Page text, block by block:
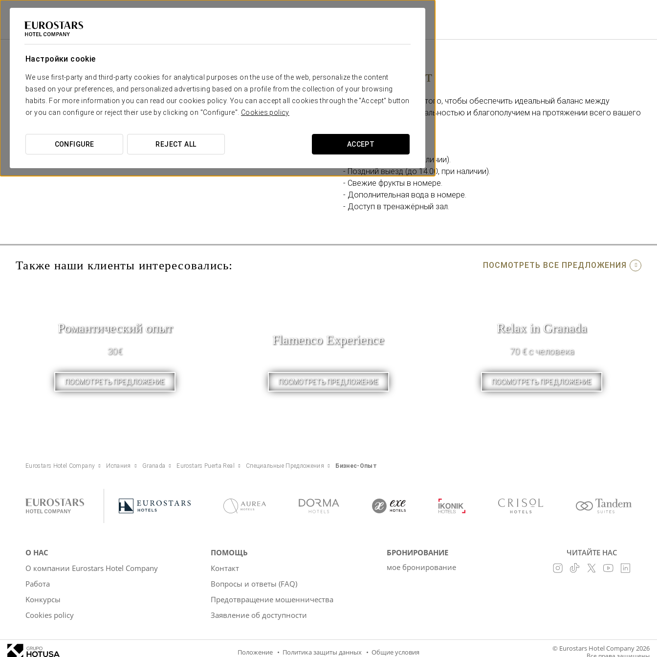
Настройки cookie
We use first-party and third-party cookies for analytical purposes on the use of the web, personalize the content
based on your preferences, and personalized advertising based on a profile from the collection of your browsing
habits. For more information you can read our cookies policy. You can accept all cookies through the "Accept" button
or you can configure or reject their use by clicking on "Configure". Cookies policy
CONFIGURE REJECT ALL ACCEPT
Eurostars Hotel Company
Бизнес-опыт
Этот опыт создан для того, чтобы обеспечить идеальный баланс между
комфортом, функциональностью и благополучием на протяжении всего вашего
Включает:
- Ранний заезд (при наличии).
- Поздний выезд (до 14:00, при наличии).
- Свежие фрукты в номере.
- Дополнительная вода в номере.
- Доступ в тренажёрный зал.
Также наши клиенты интересовались: ПОСМОТРЕТЬ ВСЕ ПРЕДЛОЖЕНИЯ
Pомантический опыт
30€
ПОСМОТРЕТЬ ПРЕДЛОЖЕНИЕ
Flamenco Experience
ПОСМОТРЕТЬ ПРЕДЛОЖЕНИЕ
Relax in Granada
70 € с человека
ПОСМОТРЕТЬ ПРЕДЛОЖЕНИЕ
Eurostars Hotel Company Испания Granada Eurostars Puerta Real Специальные Предложения Бизнес-Опыт
О НАС
О компании Eurostars Hotel Company
Работа
Kонкурсы
Cookies policy
ПОМОЩЬ
Контакт
Вопросы и ответы (FAQ)
Предотвращение мошенничества
Заявление об доступности
БРОНИРОВАНИЕ
мое бронирование
ЧИТАЙТЕ НАС
Положение Политика защиты данных Oбщие условия © Eurostars Hotel Company 2026